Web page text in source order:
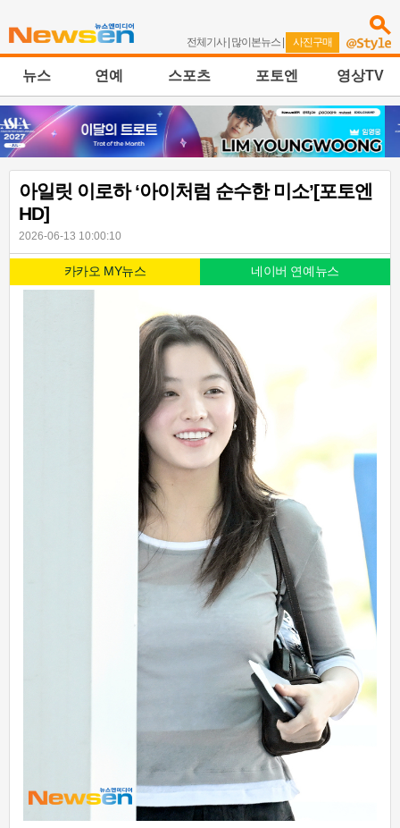
전체기사| 많이본뉴스 | 사진구매
뉴스 연예 스포츠 포토엔 영상TV
아일릿 이로하 ‘아이처럼 순수한 미소’[포토엔
HD]
2026-06-13 10:00:10
카카오 MY뉴스 네이버 연예뉴스